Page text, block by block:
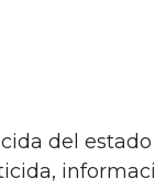
del